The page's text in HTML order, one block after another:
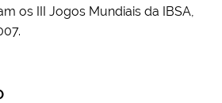
os III Jogos Mundiais da IBSA,